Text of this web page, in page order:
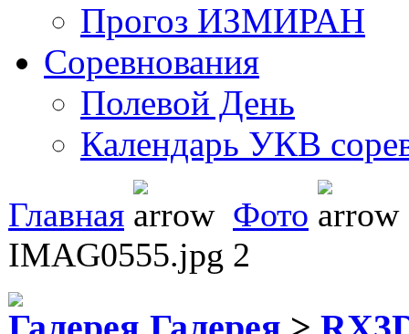
Прогоз ИЗМИРАН
Соревнования
Полевой День
Календарь УКВ
Главная
Фото
IMAG0555.jpg 2